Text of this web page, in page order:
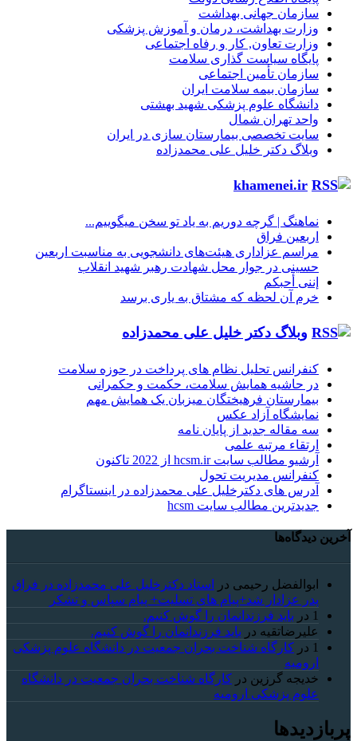
سازمان جهانی بهداشت
وزارت بهداشت، درمان و آموزش پزشکی
وزارت تعاون, کار و رفاه اجتماعی
پایگاه سیاست گذاری سلامت
سازمان تأمین اجتماعی
سازمان بیمه سلامت ایران
دانشگاه علوم پزشکی شهید بهشتی
واحد تهران شمال
سایت تخصصی بیمارستان سازی در ایران
وبلاگ دکتر خلیل علی محمدزاده
khamenei.ir
نماهنگ |‌ گرچه دوریم به یاد تو سخن میگوییم...
اربعین فراق
مراسم عزاداری هیئت‌های دانشجویی به مناسبت اربعین
حسینی در جوار محل شهادت رهبر شهید انقلاب
إننی أحبکم
خرم آن لحظه که مشتاق به یاری برسد
وبلاگ دکتر خلیل علی محمدزاده
کنفرانس تحلیل نظام های پرداخت در حوزه سلامت
در حاشیه همایش سلامت، حکمت و حکمرانی
بیمارستان فرهیختگان میزبان یک همایش مهم
نمایشگاه آزاد عکس
سه مقاله جدید از پایان نامه
ارتقاء مرتبه علمی
آرشیو مطالب سایت hcsm.ir از 2022 تاکنون
کنفرانس مدیریت تحول
آدرس های دکترخلیل علی محمدزاده در اینستاگرام
جدیدترین مطالب سایت hcsm
آخرین دیدگاه‌ها
ابوالفضل رحیمی در
استاد دکترخلیل علی محمدزاده در فراق
پدر عزادار شد+پیام های تسلیت+ پیام سپاس و تشکر
1 در باید فرزندانمان را گوش کنیم.
علیرضاتقیه در باید فرزندانمان را گوش کنیم.
1 در کارگاه شناخت بحران جمعیت در دانشگاه علوم پزشکی
ارومیه
خديجه گرزین در کارگاه شناخت بحران جمعیت در دانشگاه
علوم پزشکی ارومیه
پربازدیدها